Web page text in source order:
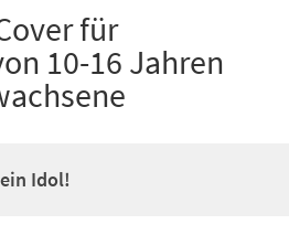
für
10-16 Jahren
Idol!